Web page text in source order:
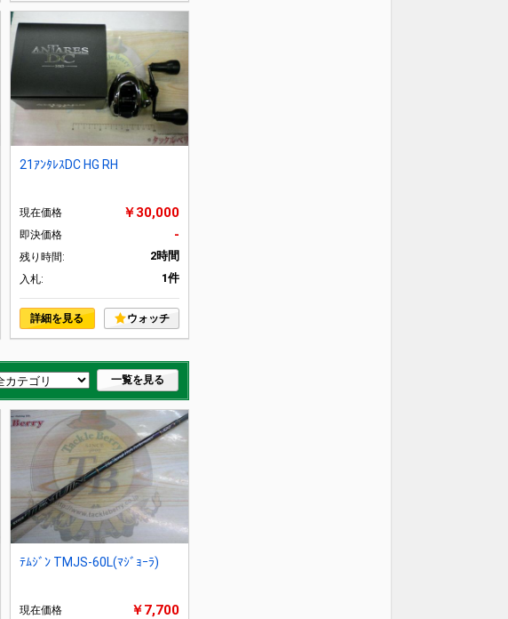
21ｱﾝﾀﾚｽDC HG RH
現在価格 ￥30,000
即決価格 -
残り時間: 2時間
入札: 1件
詳細を見る ウォッチ
一覧を見る
ﾃﾑｼﾞﾝ TMJS-60L(ﾏｼﾞｮｰﾗ)
現在価格 ￥7,700